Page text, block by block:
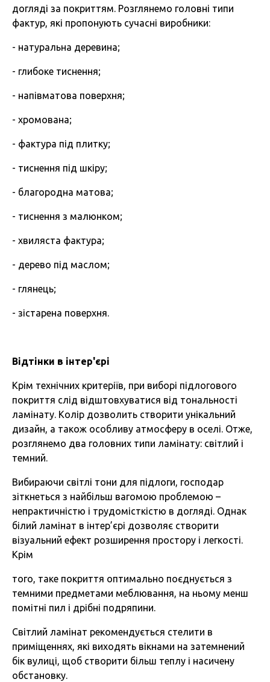
догляді за покриттям. Розглянемо головні типи
фактур, які пропонують сучасні виробники:
- натуральна деревина;
- глибоке тиснення;
- напівматова поверхня;
- хромована;
- фактура під плитку;
- тиснення під шкіру;
- благородна матова;
- тиснення з малюнком;
- хвиляста фактура;
- дерево під маслом;
- глянець;
- зістарена поверхня.
Відтінки в інтер'єрі
Крім технічних критеріїв, при виборі підлогового
покриття слід відштовхуватися від тональності
ламінату. Колір дозволить створити унікальний
дизайн, а також особливу атмосферу в оселі. Отже,
розглянемо два головних типи ламінату: світлий і
темний.
Вибираючи світлі тони для підлоги, господар
зіткнеться з найбільш вагомою проблемою –
непрактичністю і трудомісткістю в догляді. Однак
білий ламінат в інтер’єрі дозволяє створити
візуальний ефект розширення простору і легкості.
Крім
того, таке покриття оптимально поєднується з
темними предметами меблювання, на ньому менш
помітні пил і дрібні подряпини.
Світлий ламінат рекомендується стелити в
приміщеннях, які виходять вікнами на затемнений
бік вулиці, щоб створити більш теплу і насичену
обстановку.